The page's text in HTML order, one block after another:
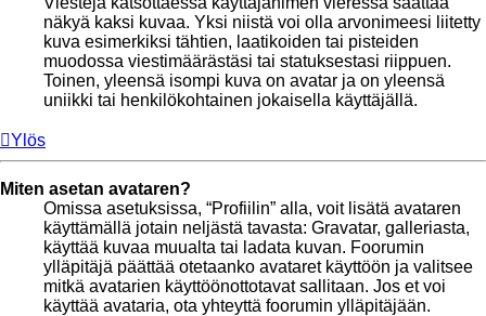
näkyä kaksi kuvaa. Yksi niistä voi olla arvonimeesi liitetty
kuva esimerkiksi tähtien, laatikoiden tai pisteiden
muodossa viestimäärästäsi tai statuksestasi riippuen.
Toinen, yleensä isompi kuva on avatar ja on yleensä
uniikki tai henkilökohtainen jokaisella käyttäjällä.
Ylös
Miten asetan avataren?
Omissa asetuksissa, “Profiilin” alla, voit lisätä avataren
käyttämällä jotain neljästä tavasta: Gravatar, galleriasta,
käyttää kuvaa muualta tai ladata kuvan. Foorumin
ylläpitäjä päättää otetaanko avataret käyttöön ja valitsee
mitkä avatarien käyttöönottotavat sallitaan. Jos et voi
käyttää avataria, ota yhteyttä foorumin ylläpitäjään.